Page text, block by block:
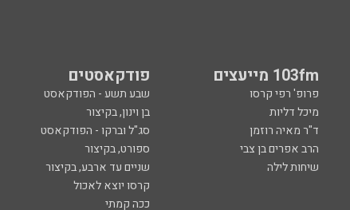
103fm מייעצים פודקאסטים
פרופ' רפי קרסו שבע תשע - הפודקאסט
מיכל דליות בן וינון, בקיצור
ד"ר מאיה רוזמן סג"ל וברקו - הפודקאסט
הרב אפרים בן צבי ספורט, בקיצור
שיחות לילה שניים עד ארבע, בקיצור
קרסו יוצא לאכול
ככה קמתי